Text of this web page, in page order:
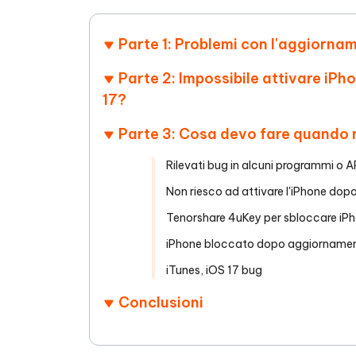
Vedi Tutti i Prodotti
Cambiare la posizione dell'iPhone senza
UltData for Android APP
Recuperare i dati Android senza PC
APP
Pulire
PixPretty AI Photo Editor
Parte 1: Problemi con
Parte 2: Impossibile attivare
17?
Parte 3: Cosa devo fare
Rilevati bug in alcuni programmi o
Non riesco ad attivare l'iPhone
Tenorshare 4uKey per sbloccare
iPhone bloccato dopo
iTunes, iOS 17 bug
Conclusioni